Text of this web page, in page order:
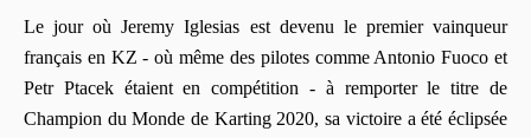
Le jour où Jeremy Iglesias est devenu le premier vainqueur
français en KZ - où même des pilotes comme Antonio Fuoco et
Petr Ptacek étaient en compétition - à remporter le titre de
Champion du Monde de Karting 2020, sa victoire a été éclipsée